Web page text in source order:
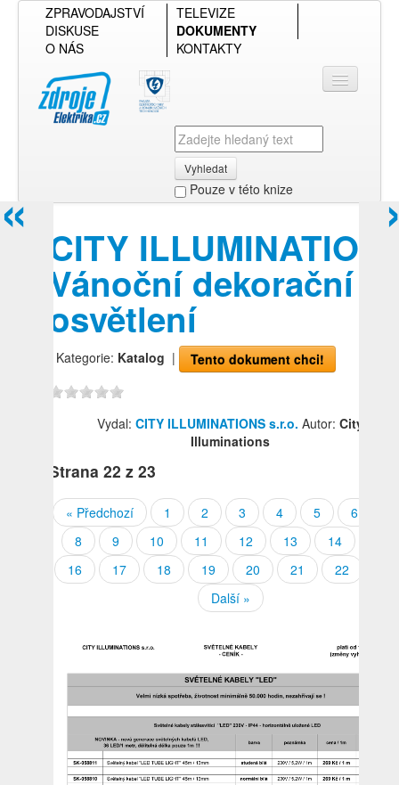
ZPRAVODAJSTVÍ
TELEVIZE
DISKUSE
DOKUMENTY
O NÁS
KONTAKTY
Vyhledat
Pouze v této knize
Přehled podle firmy
Přehled podle obsahu
CITY
Vánoční dekorační
osvětlení
| Kategorie: Katalog | Tento dokument chci!
Vydal:CITY ILLUMINATIONS s.r.o. Autor:City
Illuminations
Strana 22 z 23
« Předchozí 1 2 3 4 5 6
8
9 10 11 12 13 14
16
17 18 19 20 21 22
Další »
«